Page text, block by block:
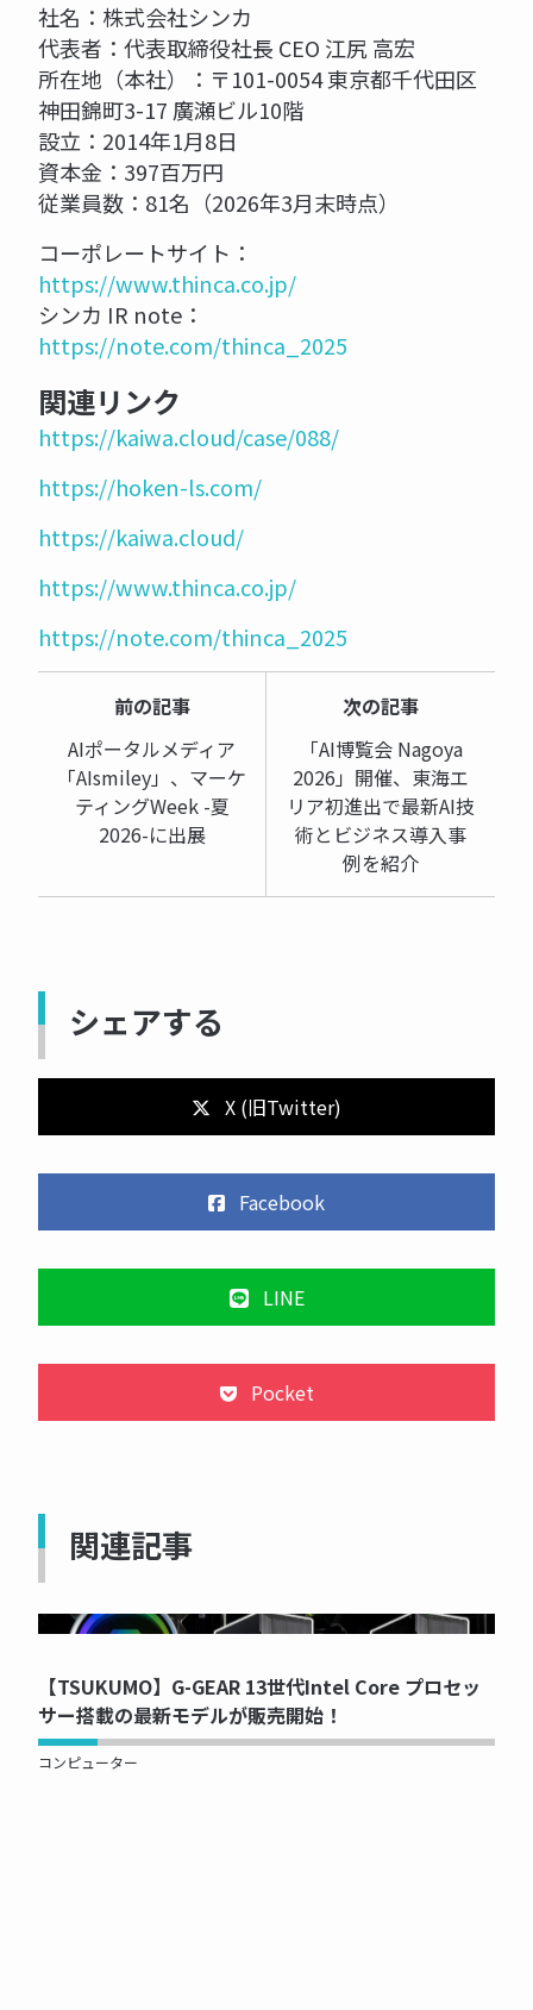
社名：株式会社シンカ
代表者：代表取締役社長 CEO 江尻 高宏
所在地（本社）：〒101-0054 東京都千代⽥区
神⽥錦町3-17 廣瀬ビル10階
設立：2014年1月8日
資本金：397百万円
従業員数：81名（2026年3月末時点）
コーポレートサイト：
https://www.thinca.co.jp/
シンカ IR note：
https://note.com/thinca_2025
関連リンク
https://kaiwa.cloud/case/088/
https://hoken-ls.com/
https://kaiwa.cloud/
https://www.thinca.co.jp/
https://note.com/thinca_2025
前の記事
AIポータルメディア
「AIsmiley」、マーケ
ティングWeek -夏
2026-に出展
次の記事
「AI博覧会 Nagoya
2026」開催、東海エ
リア初進出で最新AI技
術とビジネス導入事
例を紹介
シェアする
X (旧Twitter)
Facebook
LINE
Pocket
関連記事
NOW PRINTING...
【TSUKUMO】G-GEAR 13世代Intel Core プロセッ
サー搭載の最新モデルが販売開始！
コンピューター